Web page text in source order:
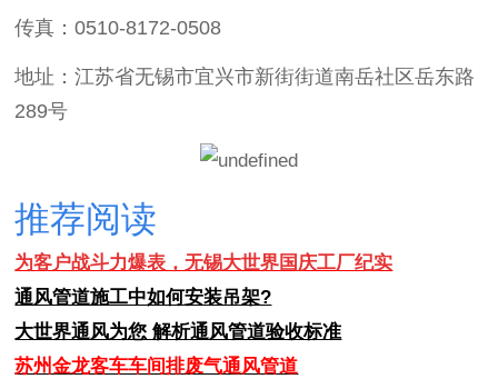
传真：0510-8172-0508
地址：江苏省无锡市宜兴市新街街道南岳社区岳东路
289号
推荐阅读
为客户战斗力爆表，无锡大世界国庆工厂纪实
通风管道施工中如何安装吊架?
大世界通风为您 解析通风管道验收标准
苏州金龙客车车间排废气通风管道